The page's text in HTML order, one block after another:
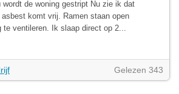
de woning gestript Nu zie ik dat
komt vrij. Ramen staan open
ventileren. Ik slaap direct op 2...
Gelezen 343